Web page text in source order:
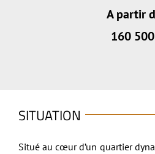
A partir
160
SITUATION
Situé au cœur d’un quartier